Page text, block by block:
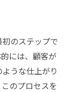
のステップで
には、顧客が
うな仕上がり
のプロセスを